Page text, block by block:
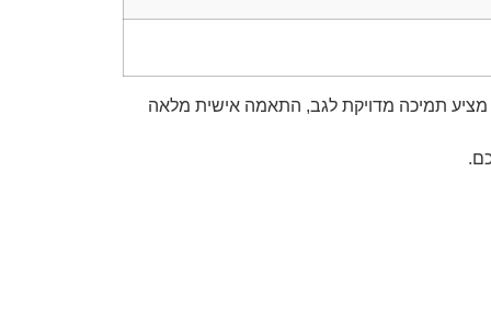
מציע תמיכה מדויקת לגב, התאמה אישית מלאה